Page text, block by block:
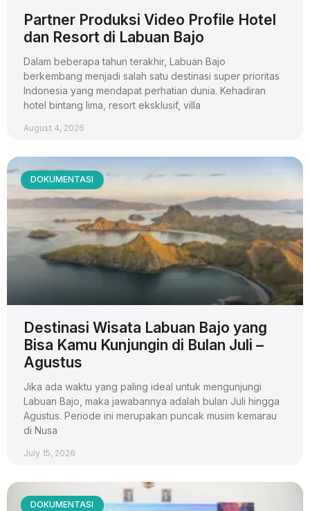
Partner Produksi Video Profile Hotel
dan Resort di Labuan Bajo
Dalam beberapa tahun terakhir, Labuan Bajo
berkembang menjadi salah satu destinasi super prioritas
Indonesia yang mendapat perhatian dunia. Kehadiran
hotel bintang lima, resort eksklusif, villa
August 4, 2026
DOKUMENTASI
Destinasi Wisata Labuan Bajo yang
Bisa Kamu Kunjungin di Bulan Juli –
Agustus
Jika ada waktu yang paling ideal untuk mengunjungi
Labuan Bajo, maka jawabannya adalah bulan Juli hingga
Agustus. Periode ini merupakan puncak musim kemarau
di Nusa
July 15, 2026
DOKUMENTASI